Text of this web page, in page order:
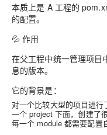
本质上是 A 工程的
的配置。
💦 作用
在父工程中统一管理项目
息的版本。
它的背景是：
对一个比较大型的项目进行
一个 project 下面，创建了
每一个 module 都需要配置